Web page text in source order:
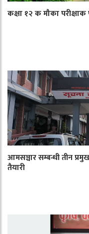
कक्षा १२ क मौका परीक्षाक
आमसञ्चार सम्बन्धी तीन
तैयारी